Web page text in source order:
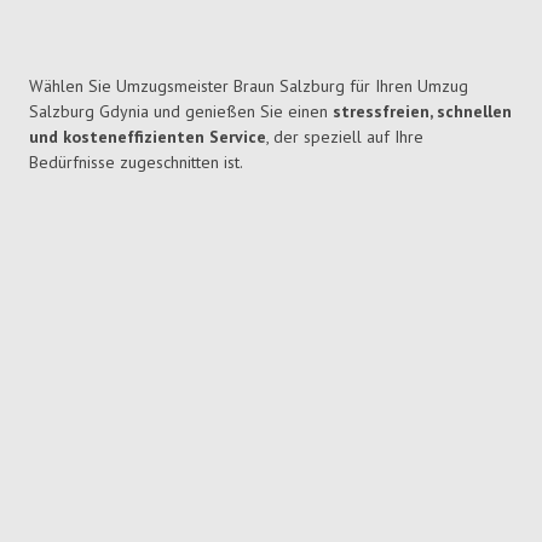
Wählen Sie Umzugsmeister Braun Salzburg für Ihren Umzug
Salzburg Gdynia und genießen Sie einen stressfreien, schnellen
und kosteneffizienten Service, der speziell auf Ihre
Bedürfnisse zugeschnitten ist.